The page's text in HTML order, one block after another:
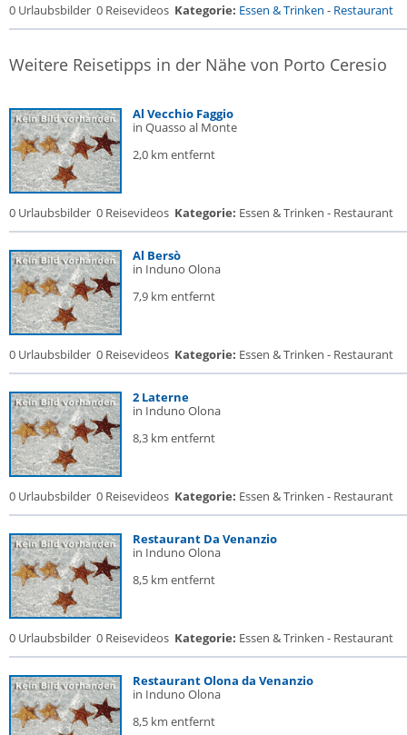
0 Urlaubsbilder 0 Reisevideos Kategorie: Essen & Trinken - Restaurant
Weitere Reisetipps in der Nähe von Porto Ceresio
Al Vecchio Faggio
in Quasso al Monte
2,0 km entfernt
0 Urlaubsbilder 0 Reisevideos Kategorie: Essen & Trinken - Restaurant
Al Bersò
in Induno Olona
7,9 km entfernt
0 Urlaubsbilder 0 Reisevideos Kategorie: Essen & Trinken - Restaurant
2 Laterne
in Induno Olona
8,3 km entfernt
0 Urlaubsbilder 0 Reisevideos Kategorie: Essen & Trinken - Restaurant
Restaurant Da Venanzio
in Induno Olona
8,5 km entfernt
0 Urlaubsbilder 0 Reisevideos Kategorie: Essen & Trinken - Restaurant
Restaurant Olona da Venanzio
in Induno Olona
8,5 km entfernt